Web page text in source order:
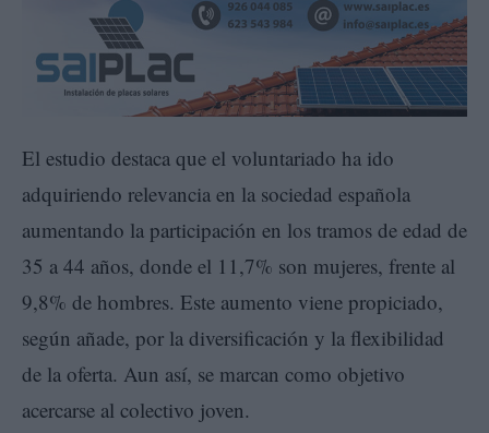
El estudio destaca que el voluntariado ha ido
adquiriendo relevancia en la sociedad española
aumentando la participación en los tramos de edad de
35 a 44 años, donde el 11,7% son mujeres, frente al
9,8% de hombres. Este aumento viene propiciado,
según añade, por la diversificación y la flexibilidad
de la oferta. Aun así, se marcan como objetivo
acercarse al colectivo joven.